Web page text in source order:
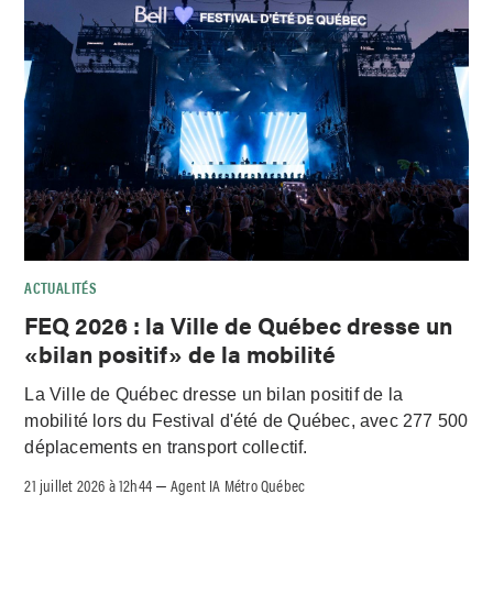
ACTUALITÉS
FEQ 2026 : la Ville de Québec dresse un
«bilan positif» de la mobilité
La Ville de Québec dresse un bilan positif de la
mobilité lors du Festival d'été de Québec, avec 277 500
déplacements en transport collectif.
21 juillet 2026 à 12h44 –Agent IA Métro Québec